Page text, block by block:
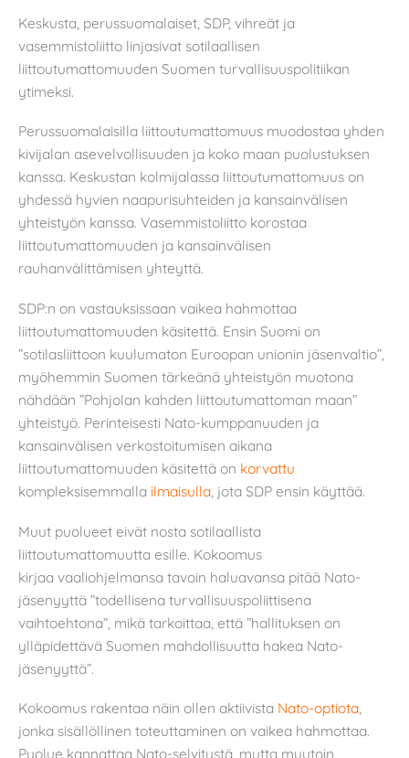
Keskusta, perussuomalaiset, SDP, vihreät ja
vasemmistoliitto linjasivat sotilaallisen
liittoutumattomuuden Suomen turvallisuuspolitiikan
ytimeksi.
Perussuomalaisilla liittoutumattomuus muodostaa yhden
kivijalan asevelvollisuuden ja koko maan puolustuksen
kanssa. Keskustan kolmijalassa liittoutumattomuus on
yhdessä hyvien naapurisuhteiden ja kansainvälisen
yhteistyön kanssa. Vasemmistoliitto korostaa
liittoutumattomuuden ja kansainvälisen
rauhanvälittämisen yhteyttä.
SDP:n on vastauksissaan vaikea hahmottaa
liittoutumattomuuden käsitettä. Ensin Suomi on
”sotilasliittoon kuulumaton Euroopan unionin jäsenvaltio”,
myöhemmin Suomen tärkeänä yhteistyön muotona
nähdään ”Pohjolan kahden liittoutumattoman maan”
yhteistyö. Perinteisesti Nato-kumppanuuden ja
kansainvälisen verkostoitumisen aikana
liittoutumattomuuden käsitettä on korvattu
kompleksisemmalla ilmaisulla , jota SDP ensin käyttää.
Muut puolueet eivät nosta sotilaallista
liittoutumattomuutta esille. Kokoomus
kirjaa vaaliohjelmansa tavoin haluavansa pitää Nato-
jäsenyyttä ”todellisena turvallisuuspoliittisena
vaihtoehtona”, mikä tarkoittaa, että ”hallituksen on
ylläpidettävä Suomen mahdollisuutta hakea Nato-
jäsenyyttä”.
Kokoomus rakentaa näin ollen aktiivista Nato-optiota,
jonka sisällöllinen toteuttaminen on vaikea hahmottaa.
Puolue kannattaa Nato-selvitystä, mutta muutoin